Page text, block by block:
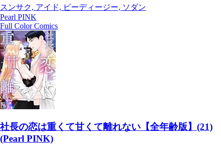
スンサク, アイド, ビーディージー, ソダン
Pearl PINK
Full Color Comics
社長の恋は重くて甘くて離れない【全年齢版】(21)
(Pearl PINK)